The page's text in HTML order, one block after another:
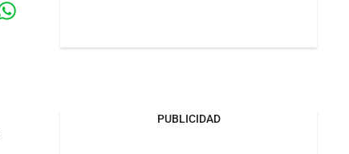
PUBLICIDAD